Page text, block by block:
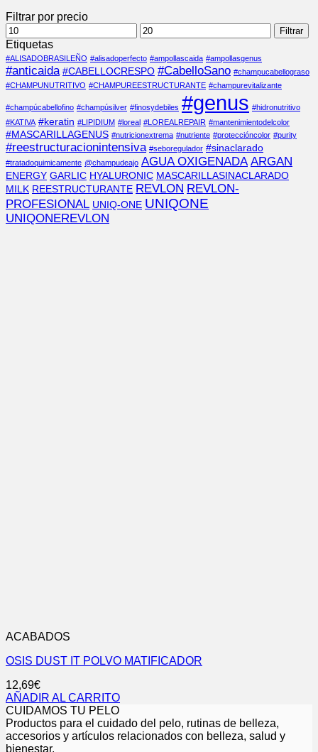
Filtrar por precio
Precio
mínimo
Precio
máximo
Filtrar
Etiquetas
#ALISADOBRASILEÑO #alisadoperfecto #ampollascaida #ampollasgenus
#anticaida #CABELLOCRESPO #CabelloSano #champucabellograso
#CHAMPUNUTRITIVO #CHAMPUREESTRUCTURANTE #champurevitalizante
#champúcabellofino #champúsilver #finosydebiles #genus #hidronutritivo
#KATIVA #keratin #LIPIDIUM #loreal #LOREALREPAIR #mantenimientodelcolor
#MASCARILLAGENUS #nutricionextrema #nutriente #proteccióncolor #purity
#reestructuracionintensiva #seboregulador #sinaclarado
#tratadoquimicamente @champudeajo AGUA OXIGENADA ARGAN
ENERGY GARLIC HYALURONIC MASCARILLASINACLARADO
MILK REESTRUCTURANTE REVLON REVLON-
PROFESIONAL UNIQ-ONE UNIQONE
UNIQONEREVLON
ACABADOS
OSIS DUST IT POLVO MATIFICADOR
12,69€
AÑADIR AL CARRITO
CUIDAMOS TU PELO
Productos para el cuidado del pelo, rutinas de belleza,
accesorios y artículos relacionados con belleza, salud y
bienestar.